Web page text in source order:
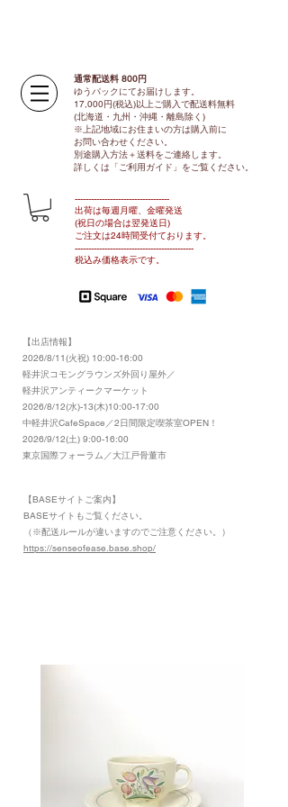
通常配送料 800円​
ゆうパックにてお届けします。
17,000円(税込)以上ご購入で配送料無料
(北海道・九州・沖縄・離島除く)
※上記地域にお住まいの方は購入前に
お問い合わせください。
別途購入方法＋送料をご連絡します。
​​詳しくは「ご利用ガイド」をご覧ください。
​-----------------------------------
出荷は毎週月曜、金曜発送
(祝日の場合は翌発送日)
ご注文は24時間受付ております​。
-------------------------------​-------​------
​税込み価格表示です。
【出店情報】
2026/8/11(火祝) 10:00-16:00
​軽井沢コモングラウンズ外回り屋外／
軽井沢アンティークマーケット
2026/8/12(水)-13(木)10:00-17:00
​中軽井沢CafeSpace／2日間限定喫茶室OPEN！
2026/9/12(土) 9:00-16:00
東京国際フォーラム／大江戸骨董市
【BASEサイトご案内】
​BASEサイトもご覧ください。
（※配送ルールが違いますのでご注意ください。）
https://senseofease.base.shop/